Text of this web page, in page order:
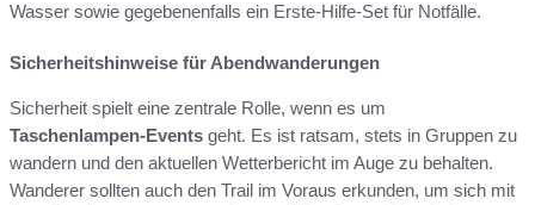
Wasser sowie gegebenenfalls ein Erste-Hilfe-Set für Notfälle.
Sicherheitshinweise für Abendwanderungen
Sicherheit spielt eine zentrale Rolle, wenn es um
Taschenlampen-Events geht. Es ist ratsam, stets in Gruppen zu
wandern und den aktuellen Wetterbericht im Auge zu behalten.
Wanderer sollten auch den Trail im Voraus erkunden, um sich mit